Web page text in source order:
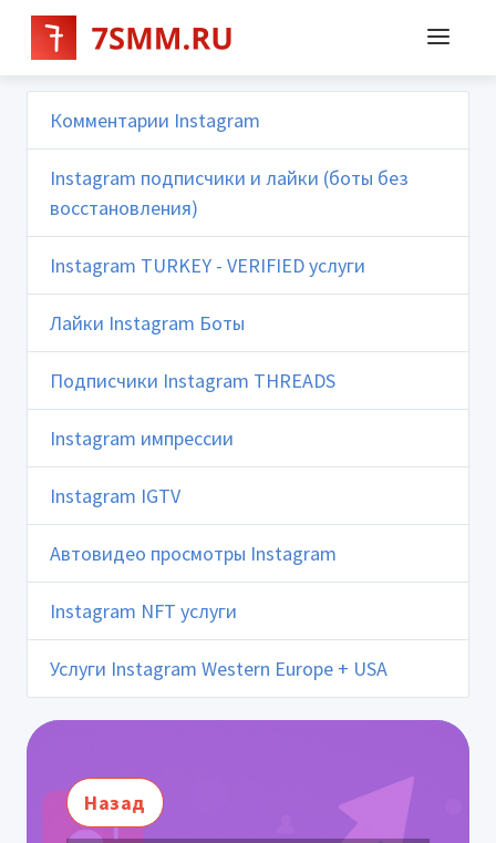
Комментарии Instagram
Instagram подписчики и лайки (боты без
восстановления)
Instagram TURKEY - VERIFIED услуги
Лайки Instagram Боты
Подписчики Instagram THREADS
Instagram импрессии
Instagram IGTV
Автовидео просмотры Instagram
Instagram NFT услуги
Услуги Instagram Western Europe + USA
Назад